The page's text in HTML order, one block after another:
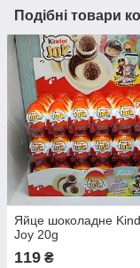
Подібні товари
Яйце шоколадне
Joy 20g
119 ₴